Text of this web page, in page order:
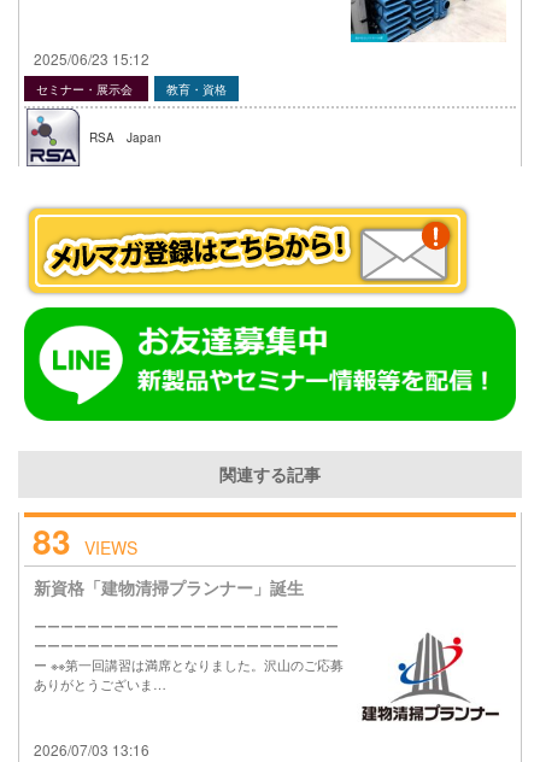
2025/06/23 15:12
セミナー・展示会 教育・資格
RSA Japan
関連する記事
83 VIEWS
新資格「建物清掃プランナー」誕生
ーーーーーーーーーーーーーーーーーーーーーーー
ーーーーーーーーーーーーーーーーーーーーーーー
ー ※※第一回講習は満席となりました。沢山のご応募
ありがとうございま…
2026/07/03 13:16